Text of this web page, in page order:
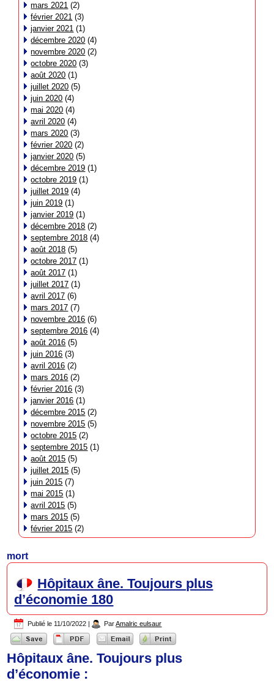
mars 2021 (2)
février 2021 (3)
janvier 2021 (1)
décembre 2020 (4)
novembre 2020 (2)
octobre 2020 (3)
août 2020 (1)
juillet 2020 (5)
juin 2020 (4)
mai 2020 (4)
avril 2020 (4)
mars 2020 (3)
février 2020 (2)
janvier 2020 (5)
décembre 2019 (1)
octobre 2019 (1)
juillet 2019 (4)
juin 2019 (1)
janvier 2019 (1)
décembre 2018 (2)
septembre 2018 (4)
août 2018 (5)
octobre 2017 (1)
août 2017 (1)
juillet 2017 (1)
avril 2017 (6)
mars 2017 (7)
novembre 2016 (6)
septembre 2016 (4)
août 2016 (5)
juin 2016 (3)
avril 2016 (2)
mars 2016 (2)
février 2016 (3)
janvier 2016 (1)
décembre 2015 (2)
novembre 2015 (5)
octobre 2015 (2)
septembre 2015 (1)
août 2015 (5)
juillet 2015 (5)
juin 2015 (7)
mai 2015 (1)
avril 2015 (5)
mars 2015 (5)
février 2015 (2)
mort
Hôpitaux âne. Toujours plus
d’économie 180
Publié le 11/10/2022 | Par Amalric eulsaur
Hôpitaux âne. Toujours plus
d’économie :